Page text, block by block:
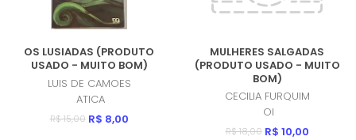
OS LUSIADAS (PRODUTO
USADO - MUITO BOM)
LUIS DE CAMOES
ATICA
R$ 15,00 R$ 8,00
MULHERES SALGADAS
(PRODUTO USADO - MUITO
BOM)
CECILIA FURQUIM
OI
R$ 18,00 R$ 10,00